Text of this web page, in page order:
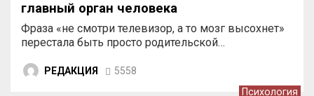
главный орган человека
Фраза «не смотри телевизор, а то мозг высохнет»
перестала быть просто родительской…
РЕДАКЦИЯ 5558
Психология